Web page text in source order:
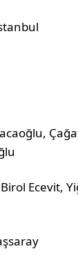
Birol Ecevit,